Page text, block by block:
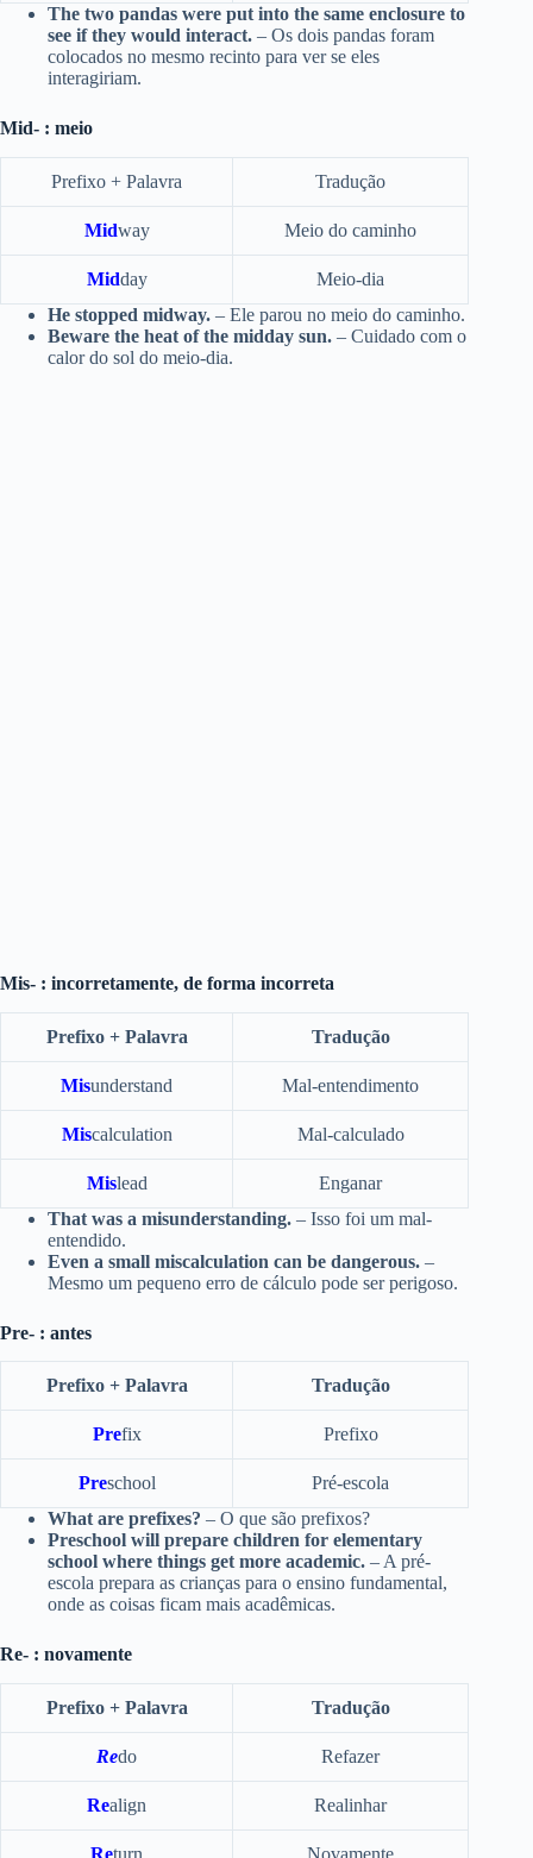
The two pandas were put into the same enclosure to
see if they would interact. – Os dois pandas foram
colocados no mesmo recinto para ver se eles
interagiriam.
Mid- : meio
Prefixo + Palavra Tradução
Midway Meio do caminho
Midday
Meio-dia
He stopped midway. – Ele parou no meio do caminho.
Beware the heat of the midday sun. – Cuidado com o
calor do sol do meio-dia.
Mis- : incorretamente, de forma incorreta
Prefixo + Palavra Tradução
Misunderstand Mal-entendimento
Miscalculation Mal-calculado
Mislead
Enganar
That was a misunderstanding. – Isso foi um mal-
entendido.
Even a small miscalculation can be dangerous. –
Mesmo um pequeno erro de cálculo pode ser perigoso.
Pre- : antes
Prefixo + Palavra Tradução
Prefix Prefixo
Preschool
Pré-escola
What are prefixes? – O que são prefixos?
Preschool will prepare children for elementary
school where things get more academic. – A pré-
escola prepara as crianças para o ensino fundamental,
onde as coisas ficam mais acadêmicas.
Re- : novamente
Prefixo + Palavra Tradução
Redo Refazer
Realign Realinhar